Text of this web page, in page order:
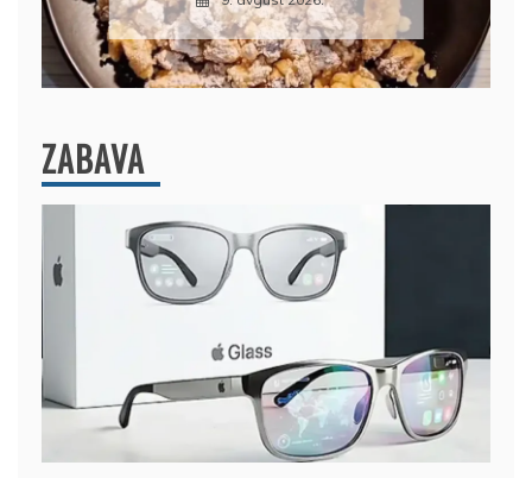
9. avgust 2026.
ZABAVA